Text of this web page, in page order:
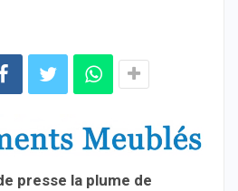
presse la plume de